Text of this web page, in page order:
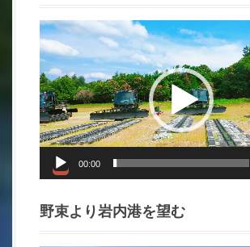
動
画
プ
レ
ー
ヤ
00:00
野束より岩内港を望む